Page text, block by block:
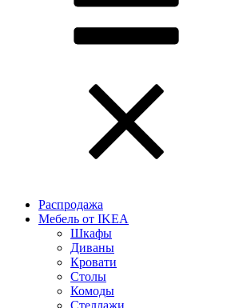
Распродажа
Мебель от IKEA
Шкафы
Диваны
Кровати
Столы
Комоды